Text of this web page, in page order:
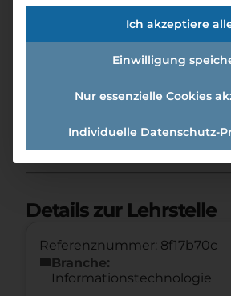
Lehrstelle
coding (m/w/d)
»Offene Lehrstellen»
Applikationsentwickler
Details zur Lehrstelle
Referenznummer: 8f17b70c
folderBranche:
Informationstechnologie
Ich akzeptiere
Einwilligung
Nur essenzielle Cookies
Individuelle Datenschutz-